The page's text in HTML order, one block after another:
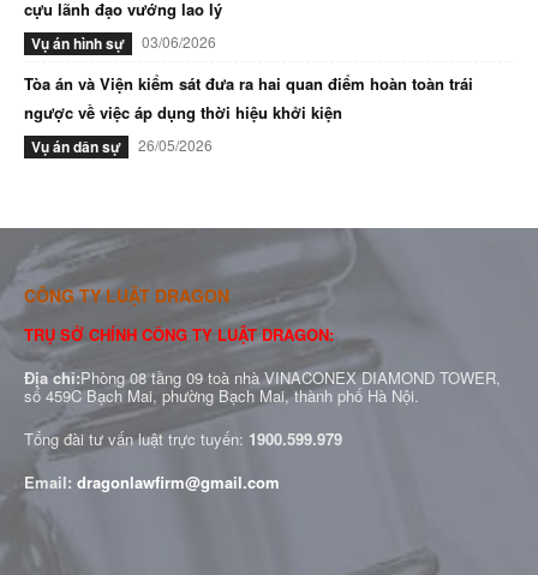
cựu lãnh đạo vướng lao lý
Vụ án hình sự 03/06/2026
Tòa án và Viện kiểm sát đưa ra hai quan điểm hoàn toàn trái
ngược về việc áp dụng thời hiệu khởi kiện
Vụ án dân sự 26/05/2026
CÔNG TY LUẬT DRAGON
TRỤ SỞ CHÍNH CÔNG TY LUẬT DRAGON:
Địa chỉ:Phòng 08 tầng 09 toà nhà VINACONEX DIAMOND TOWER,
số 459C Bạch Mai, phường Bạch Mai, thành phố Hà Nội.
Tổng đài tư vấn luật trực tuyến: 1900.599.979
Email: dragonlawfirm@gmail.com